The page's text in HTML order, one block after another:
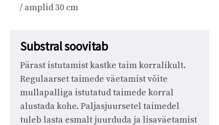
/ amplid 30 cm
Substral soovitab
Pärast istutamist kastke taim korralikult.
Regulaarset taimede väetamist võite
mullapalliga istutatud taimede korral
alustada kohe. Paljasjuursetel taimedel
tuleb lasta esmalt juurduda ja lisaväetamist